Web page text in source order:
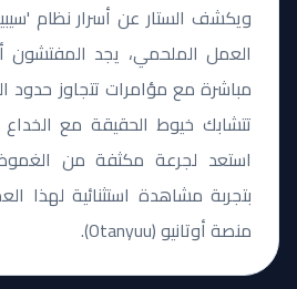
ويكشف الستار عن أسرار نظام
العمل الملحمي، يجد
مباشرة مع مؤامرات تتجاوز حدود
تتشابك خيوط الحقيقة مع
استعد لجرعة مكثفة من
بتجربة مشاهدة استثنائية لهذا
منصة أوتانيو (Otanyuu).